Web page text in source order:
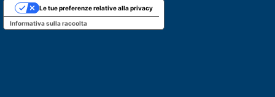
Informativa sulla raccolta
Le tue preferenze relative alla privacy